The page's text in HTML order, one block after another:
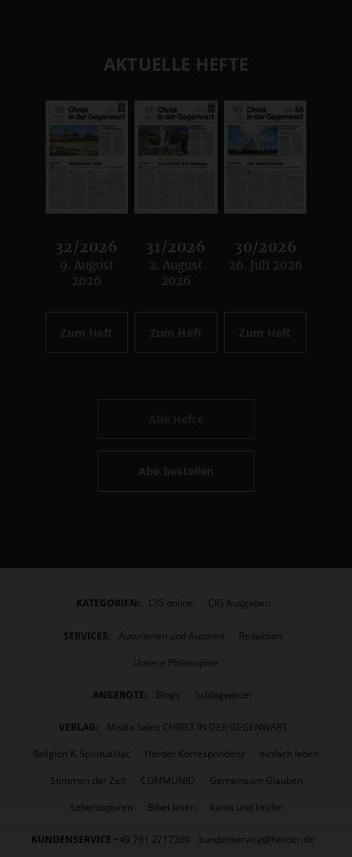
AKTUELLE HEFTE
32/2026
:
9. August
2026
Zum Heft
31/2026
:
2. August
2026
Zum Heft
30/2026
:
26. Juli 2026
Zum Heft
Abo bestellen
KATEGORIEN: CIG online CIG Ausgaben
SERVICES: Autorinnen und Autoren
Redaktion
Unsere Philosophie
ANGEBOTE: Blogs Schlagwörter
VERLAG:
Media Sales CHRIST IN DER GEGENWART
Religion & Spiritualität
Herder Korrespondenz
einfach leben
Stimmen der Zeit
COMMUNIO
Gemeinsam Glauben
Lebensspuren
Bibel lesen kunst und kirche
KUNDENSERVICE +49 761 2717200
kundenservice@herder.de